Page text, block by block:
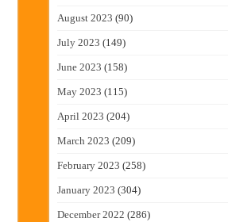
August 2023 (90)
July 2023 (149)
June 2023 (158)
May 2023 (115)
April 2023 (204)
March 2023 (209)
February 2023 (258)
January 2023 (304)
December 2022 (286)